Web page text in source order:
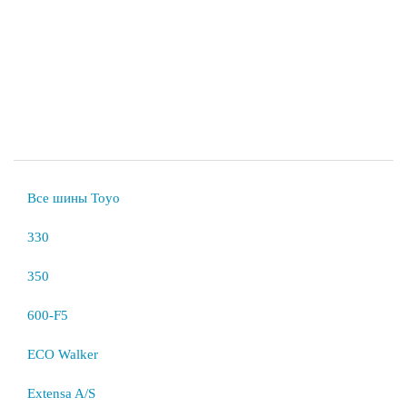
Все шины Toyo
330
350
600-F5
ECO Walker
Extensa A/S